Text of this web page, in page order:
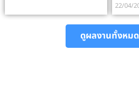
22/04/
ดูผลงานทั้งหมด